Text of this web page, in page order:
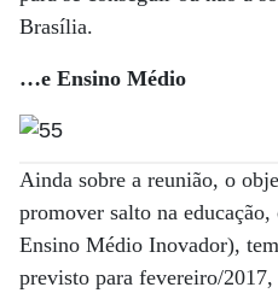
Brasília.
…e Ensino Médio
Ainda sobre a reunião, o
promover salto na
Ensino Médio Inovador),
previsto para fevereiro/2017,